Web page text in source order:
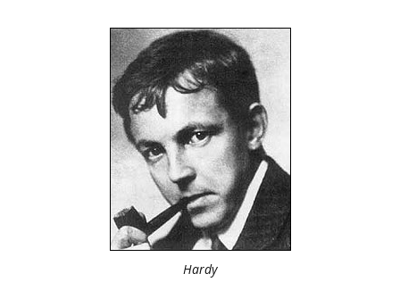
Hardy